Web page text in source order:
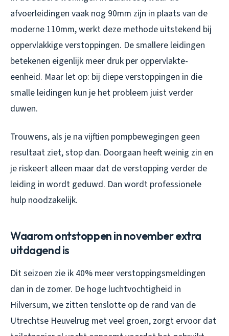
afvoerleidingen vaak nog 90mm zijn in plaats van de
moderne 110mm, werkt deze methode uitstekend bij
oppervlakkige verstoppingen. De smallere leidingen
betekenen eigenlijk meer druk per oppervlakte-
eenheid. Maar let op: bij diepe verstoppingen in die
smalle leidingen kun je het probleem juist verder
duwen.
Trouwens, als je na vijftien pompbewegingen geen
resultaat ziet, stop dan. Doorgaan heeft weinig zin en
je riskeert alleen maar dat de verstopping verder de
leiding in wordt geduwd. Dan wordt professionele
hulp noodzakelijk.
Waarom ontstoppen in november extra
uitdagend is
Dit seizoen zie ik 40% meer verstoppingsmeldingen
dan in de zomer. De hoge luchtvochtigheid in
Hilversum, we zitten tenslotte op de rand van de
Utrechtse Heuvelrug met veel groen, zorgt ervoor dat